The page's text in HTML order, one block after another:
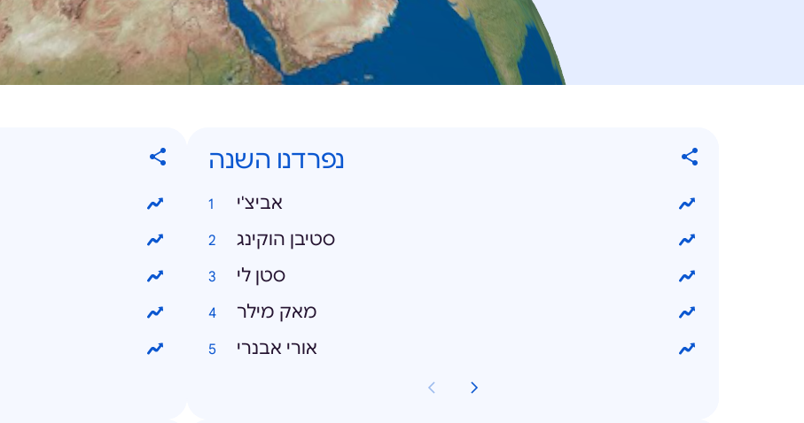
נפרדנו השנה
אביצ'י
סטיבן הוקינג
סטן לי
מאק מילר
אורי אבנרי